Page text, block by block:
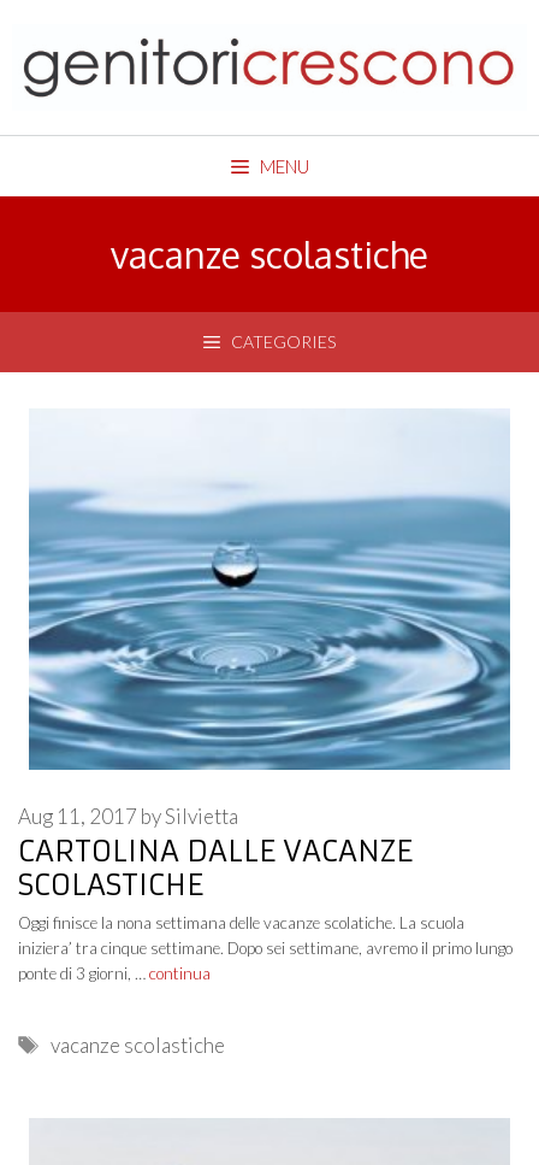
content
MENU
vacanze scolastiche
CATEGORIES
CARTOLINA DALLE VACANZE
SCOLASTICHE
Aug 11, 2017 bySilvietta
Oggi finisce la nona settimana delle vacanze scolatiche. La scuola
iniziera’ tra cinque settimane. Dopo sei settimane, avremo il primo lungo
ponte di 3 giorni, … continua
Tags
vacanze scolastiche